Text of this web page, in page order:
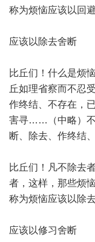
称为烦恼应该以回避
应该以除去舍断
比丘们！什么是烦
丘如理省察而不忍
作终结、不存在，
害寻……（中略）不
断、除去、作终结
比丘们！凡不除去
者，这样，那些烦
称为烦恼应该以除去
应该以修习舍断